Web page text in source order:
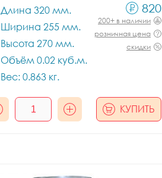
Длина 320 мм.
Ширина 255 мм.
Высота 270 мм.
Объём 0.02 куб.м.
Вес: 0.863 кг.
820
200+ в наличии
розничная цена
скидки
КУПИТЬ